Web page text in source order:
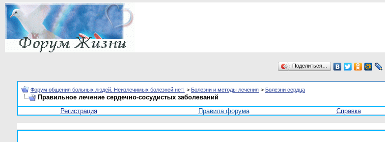
Поделиться…
Форум общения больных людей. Неизлечимых болезней нет! > Болезни и методы лечения > Болезни сердца
Правильное лечение сердечно-сосудистых заболеваний
Регистрация Правила форума Справка